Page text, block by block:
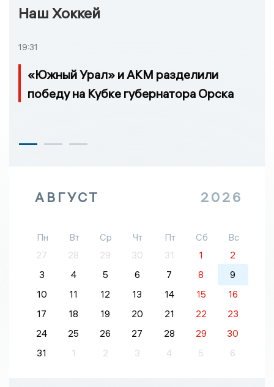
Наш Хоккей
19:31
«Южный Урал» и АКМ разделили
победу на Кубке губернатора Орска
АВГУСТ 2026
Пн Вт Ср Чт Пт Сб
Вс
27
28 29 30 31 1
2
3
4 5 6 7 8
9
10
11 12 13 14 15
16
17
18 19 20 21 22
23
24
25 26 27 28 29
30
31
1 2 3 4 5 6